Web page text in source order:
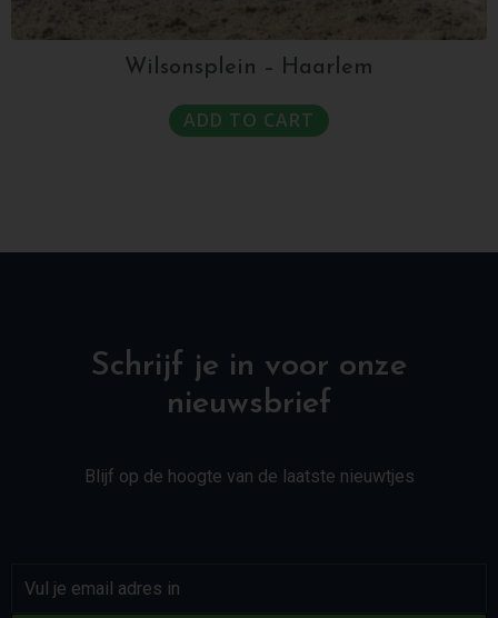
Wilsonsplein – Haarlem
ADD TO CART
Schrijf je in voor onze
nieuwsbrief
Blijf op de hoogte van de laatste nieuwtjes